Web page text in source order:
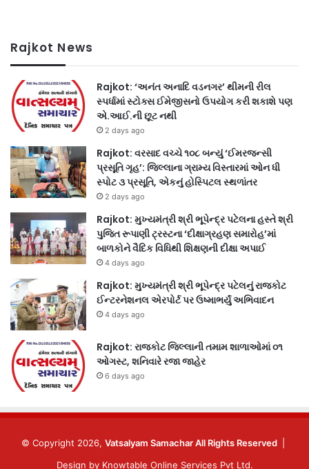
Rajkot News
Rajkot: ‘અનંત અનાદિ વડનગર’ થીમની રીલ
સ્પર્ધામાં સ્ટોક્સ ઈમેજીસનો ઉપયોગ કરી શકાશે પણ
એ.આઈ.ની છૂટ નથી
2 days ago
Rajkot: વરસાદ વચ્ચે ૧૦૮ બન્યું ‘ઈમરજન્સી
પ્રસૂતિ ગૃહ’: જિલ્લાના ગ્રામ્ય વિસ્તારમાં ઓન ધી
સ્પોટ ૩ પ્રસૂતિ, એકનું હોસ્પિટલ સ્થળાંતર
2 days ago
Rajkot: મુખ્યમંત્રી શ્રી ભૂપેન્દ્ર પટેલના હસ્તે શ્રી
પુજિત રૂપાણી ટ્રસ્ટના ‘દીક્ષાગ્રહણ સમારોહ’માં
બાળકોને વૈદિક વિધિથી શિક્ષણની દીક્ષા અપાઈ
4 days ago
Rajkot: મુખ્યમંત્રી શ્રી ભૂપેન્દ્ર પટેલનું રાજકોટ
ઈન્ટરનેશનલ એરપોર્ટ પર ઉષ્માભર્યું અભિવાદન
4 days ago
Rajkot: રાજકોટ જિલ્લાની તમામ શાળાઓમાં ૦૧
ઓગસ્ટ, શનિવારે રજા જાહેર
6 days ago
© Copyright 2026, Vatsalyam Samachar All Rights Reserved
Design by Knowtable Online Services Pvt Ltd.